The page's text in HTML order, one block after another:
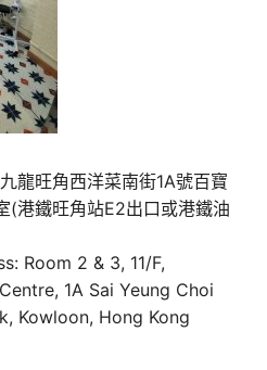
龍旺角西洋菜南街1A號百寶
(港鐵旺角站E2出口或港鐵油
Room 2 & 3, 11/F,
1A Sai Yeung Choi
Kowloon, Hong Kong